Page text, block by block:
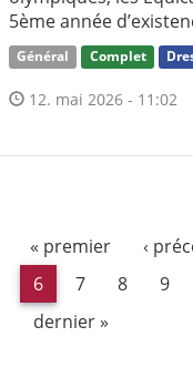
5ème année
Général Complet
12. mai 2026 - 11:02
« premier ‹
6
7 8 9
dernier »